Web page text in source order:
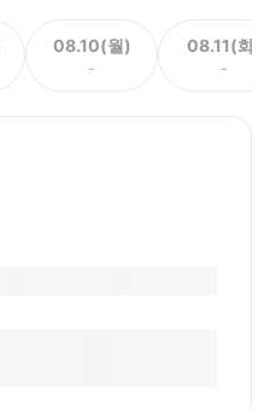
08.10(월)
-
08.11(화)
-